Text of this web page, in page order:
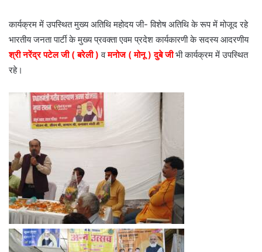
कार्यक्रम में उपस्थित मुख्य अतिथि महोदय जी- विशेष अतिथि के रूप में मोजूद रहे
भारतीय जनता पार्टी के मुख्य प्रवक्ता एवम प्रदेश कार्यकारणी के सदस्य आदरणीय
श्री नरेंद्र पटेल जी ( बरेली ) वमनोज ( मोनू ) दुबे जीभी कार्यक्रम में उपस्थित
रहे।